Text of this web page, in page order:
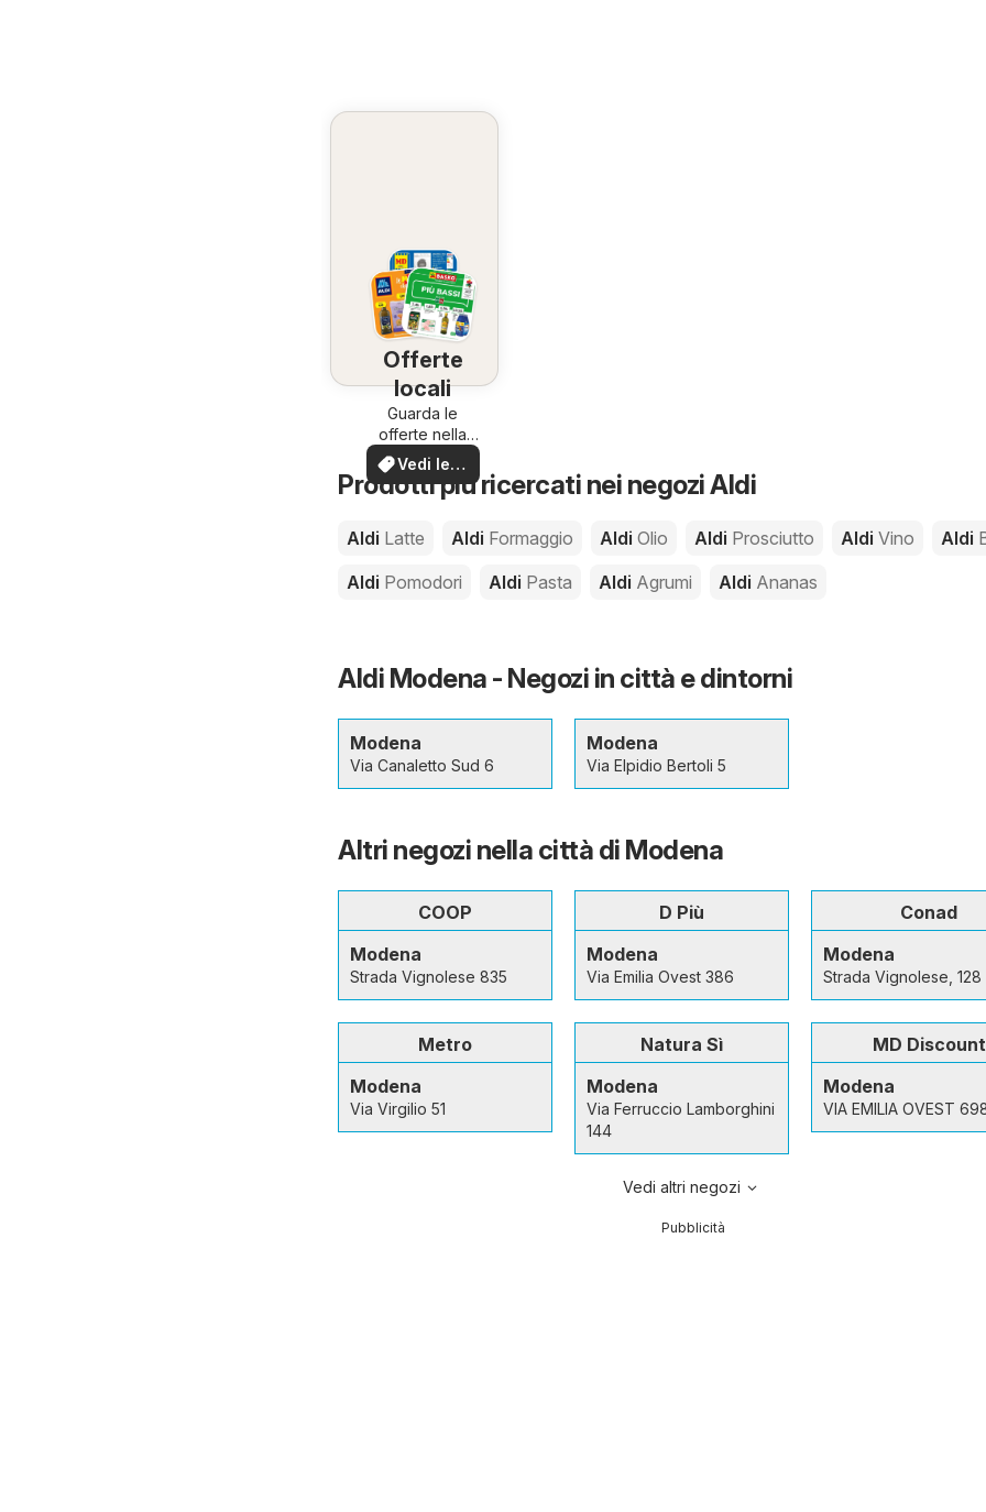
Offerte
locali
Guarda le
offerte nella
tua zona!
Vedi le
offerte
Prodotti più ricercati nei negozi Aldi
Aldi Latte Aldi Formaggio Aldi Olio Aldi Prosciutto Aldi Vino Aldi
Aldi Pomodori Aldi Pasta Aldi Agrumi Aldi Ananas
Aldi Modena - Negozi in città e dintorni
Modena
Via Canaletto Sud 6
Modena
Via Elpidio Bertoli 5
Altri negozi nella città di Modena
COOP
Modena
Strada Vignolese 835
D Più
Modena
Via Emilia Ovest 386
Conad
Modena
Strada Vignolese, 128
Metro
Modena
Via Virgilio 51
Natura Sì
Modena
Via Ferruccio Lamborghini
144
MD Discount
Modena
VIA EMILIA OVEST
Vedi altri negozi
Pubblicità